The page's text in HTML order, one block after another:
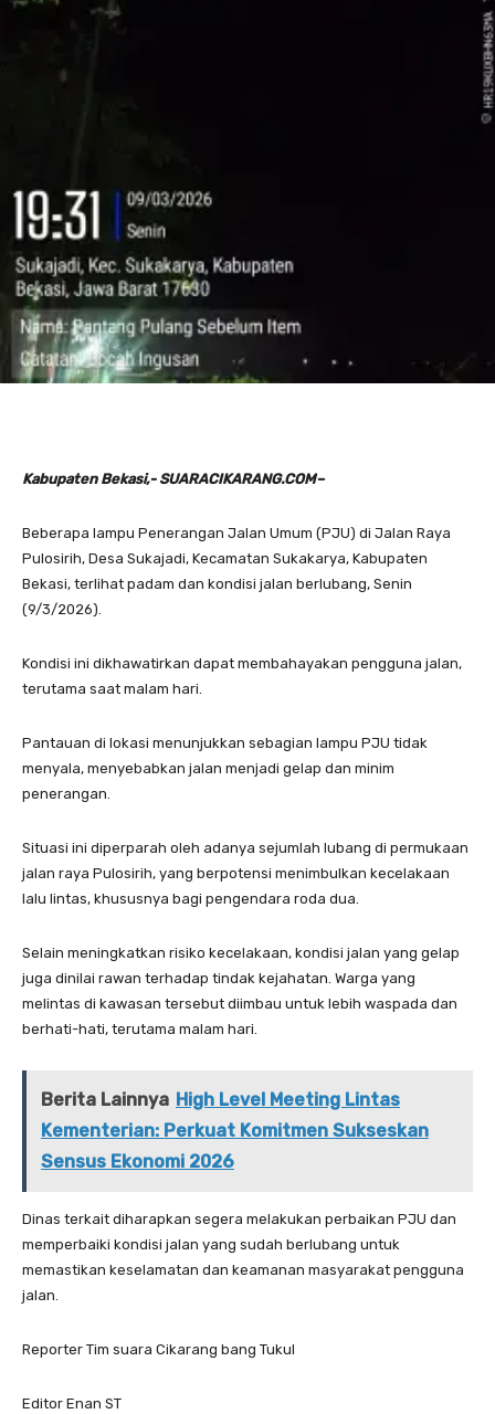
Kabupaten Bekasi,- SUARACIKARANG.COM–
Beberapa lampu Penerangan Jalan Umum (PJU) di Jalan Raya
Pulosirih, Desa Sukajadi, Kecamatan Sukakarya, Kabupaten
Bekasi, terlihat padam dan kondisi jalan berlubang, Senin
(9/3/2026).
Kondisi ini dikhawatirkan dapat membahayakan pengguna jalan,
terutama saat malam hari.
Pantauan di lokasi menunjukkan sebagian lampu PJU tidak
menyala, menyebabkan jalan menjadi gelap dan minim
penerangan.
Situasi ini diperparah oleh adanya sejumlah lubang di permukaan
jalan raya Pulosirih, yang berpotensi menimbulkan kecelakaan
lalu lintas, khususnya bagi pengendara roda dua.
Selain meningkatkan risiko kecelakaan, kondisi jalan yang gelap
juga dinilai rawan terhadap tindak kejahatan. Warga yang
melintas di kawasan tersebut diimbau untuk lebih waspada dan
berhati-hati, terutama malam hari.
Berita Lainnya High Level Meeting Lintas
Kementerian: Perkuat Komitmen Sukseskan
Sensus Ekonomi 2026
Dinas terkait diharapkan segera melakukan perbaikan PJU dan
memperbaiki kondisi jalan yang sudah berlubang untuk
memastikan keselamatan dan keamanan masyarakat pengguna
jalan.
Reporter Tim suara Cikarang bang Tukul
Editor Enan ST